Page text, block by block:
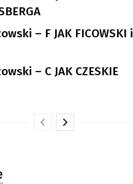
– F JAK FICOWSKI i
– C JAK CZESKIE